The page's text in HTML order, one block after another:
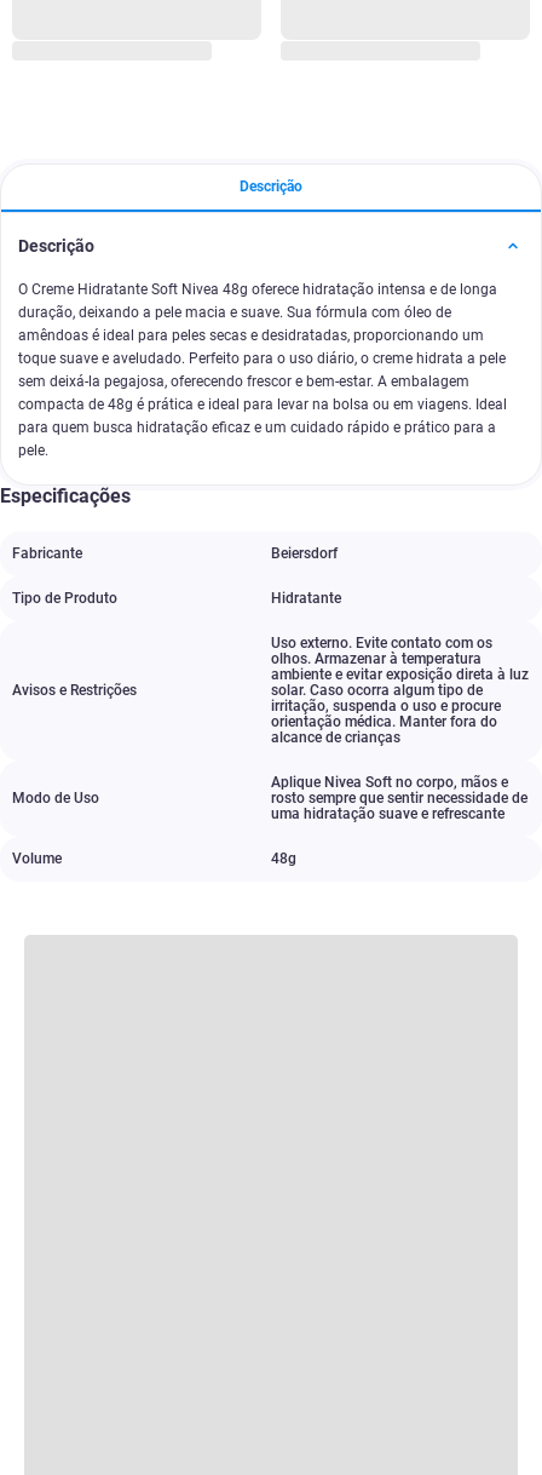
Descrição
Descrição
O Creme Hidratante Soft Nivea 48g oferece hidratação intensa e de longa
duração, deixando a pele macia e suave. Sua fórmula com óleo de
amêndoas é ideal para peles secas e desidratadas, proporcionando um
toque suave e aveludado. Perfeito para o uso diário, o creme hidrata a pele
sem deixá-la pegajosa, oferecendo frescor e bem-estar. A embalagem
compacta de 48g é prática e ideal para levar na bolsa ou em viagens. Ideal
para quem busca hidratação eficaz e um cuidado rápido e prático para a
pele.
Especificações
Fabricante Beiersdorf
Tipo de Produto Hidratante
Avisos e Restrições
Uso externo. Evite contato com os
olhos. Armazenar à temperatura
ambiente e evitar exposição direta à luz
solar. Caso ocorra algum tipo de
irritação, suspenda o uso e procure
orientação médica. Manter fora do
alcance de crianças
Modo de Uso
Aplique Nivea Soft no corpo, mãos e
rosto sempre que sentir necessidade de
uma hidratação suave e refrescante
Volume 48g